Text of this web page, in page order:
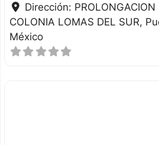
Dirección:
COLONIA LOMAS DEL SUR
México